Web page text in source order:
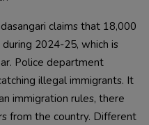
claims that 18,000
2024-25, which is
Police department
illegal immigrants. It
immigration rules, there
from the country. Different